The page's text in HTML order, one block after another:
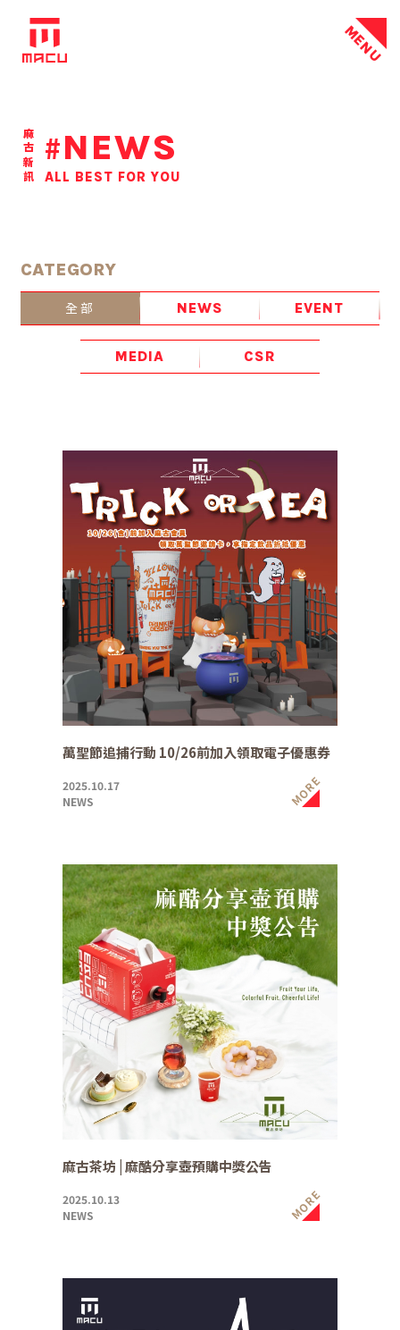
MENU
麻古新訊 #NEWS
ALL BEST FOR YOU
CATEGORY
全部 NEWS EVENT
MEDIA CSR
萬聖節追捕行動 10/26前加入領取電子優惠券
2025.10.17
NEWS
MORE
麻古茶坊 | 麻酷分享壺預購中獎公告
2025.10.13
NEWS
MORE